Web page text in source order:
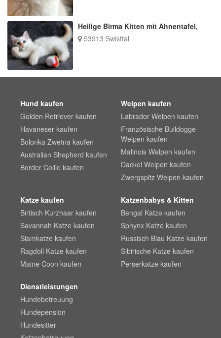
Heilige Birma Kitten mit Ahnentafel,
53913 Swisttal
Hund kaufen
Golden Retriever kaufen
Havaneser kaufen
Bolonka Zwetna kaufen
Australian Shepherd kaufen
Border Collie kaufen
Welpen kaufen
Labrador Welpen kaufen
Französische Bulldogge
Welpen kaufen
Malinois Welpen kaufen
Dackel Welpen kaufen
Zwergspitz Welpen kaufen
Katze kaufen
Britisch Kurzhaar kaufen
Savannah Katze kaufen
Siamkatze kaufen
Ragdoll Katze kaufen
Maine Coon kaufen
Katzenbabys & Kitten
Bengal Katze kaufen
Sphynx Katze kaufen
Russisch Blau Katze kaufen
Sibirische Katze kaufen
Perserkatze kaufen
Dienstleistungen
Hundebetreuung
Hundepension
Hundesitter